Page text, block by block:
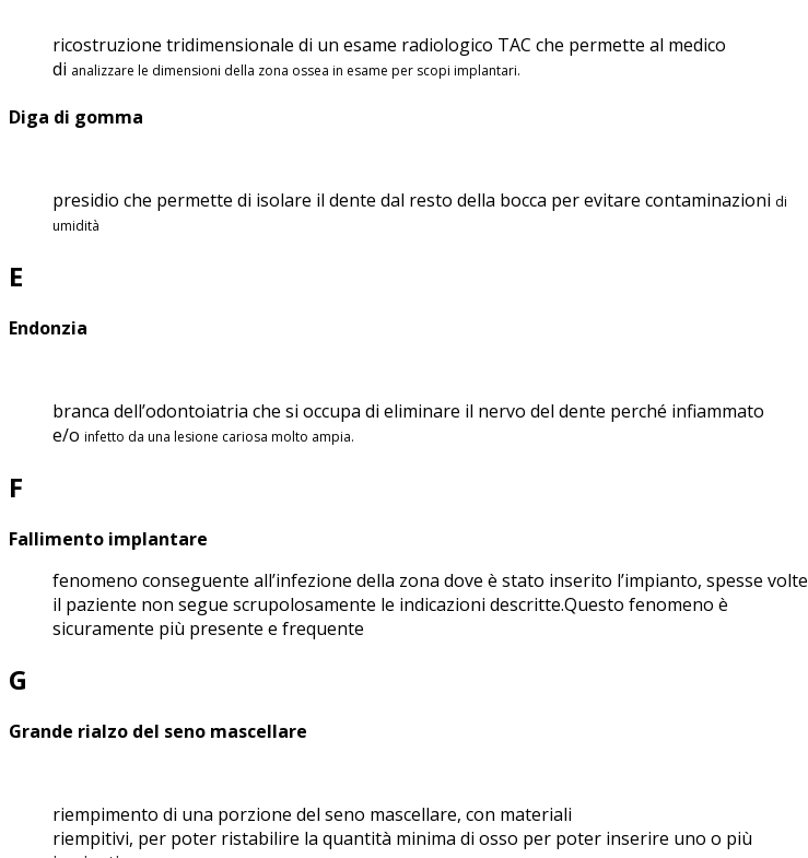
ricostruzione tridimensionale di un esame radiologico TAC che permette al medico
di analizzare le dimensioni della zona ossea in esame per scopi implantari.
Diga di gomma
presidio che permette di isolare il dente dal resto della bocca per evitare contaminazioni di
umidità
E
Endonzia
branca dell’odontoiatria che si occupa di eliminare il nervo del dente perché infiammato
e/o infetto da una lesione cariosa molto ampia.
F
Fallimento implantare
fenomeno conseguente all’infezione della zona dove è stato inserito l’impianto, spesse volte
il paziente non segue scrupolosamente le indicazioni descritte.Questo fenomeno è
sicuramente più presente e frequente
G
Grande rialzo del seno mascellare
riempimento di una porzione del seno mascellare, con materiali
riempitivi, per poter ristabilire la quantità minima di osso per poter inserire uno o più